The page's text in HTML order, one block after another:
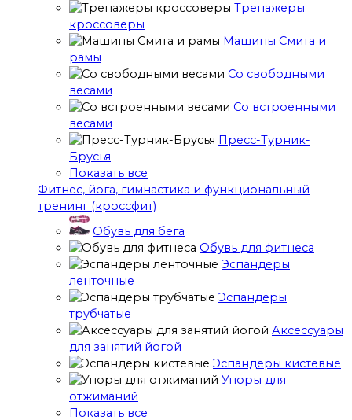
Тренажеры
кроссоверы
Машины Смита и
рамы
Со свободными
весами
Со встроенными
весами
Пресс-Турник-
Брусья
Показать все
Фитнес, йога, гимнастика и функциональный
тренинг (кроссфит)
Обувь для бега
Обувь для фитнеса
Эспандеры
ленточные
Эспандеры
трубчатые
Аксессуары
для занятий йогой
Эспандеры кистевые
Упоры для
отжиманий
Показать все